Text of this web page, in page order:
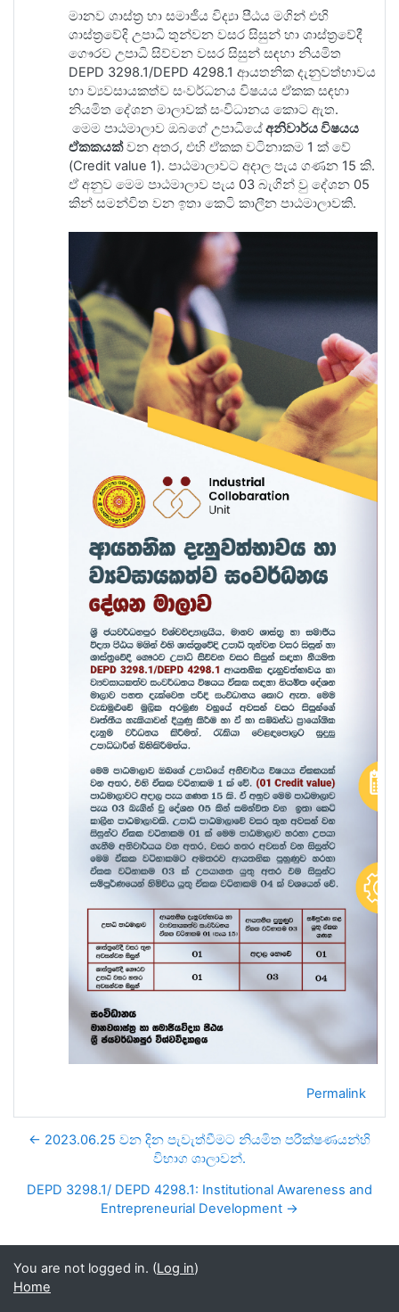
මානව ශාස්ත්‍ර හා සමාජීය විද්‍යා පීඨය මගින් එහි
ශාස්ත්‍රවේදි උපාධි තුන්වන වසර සිසුන් හා ශාස්ත්‍රවේදී
ගෞරව උපාධි සිව්වන වසර සිසුන් සඳහා නියමිත
DEPD 3298.1/DEPD 4298.1 ආයතනික දැනුවත්භාවය
හා ව්‍යවසායකත්ව සංවර්ධනය විෂයය ඒකක සඳහා
නියමිත දේශන මාලාවක් සංවිධානය කොට ඇත.
මෙම පාඨමාලාව ඔබගේ උපාධියේඅනිවාර්ය විෂයය
ඒකකයක්වන අතර, එහි ඒකක වටිනාකම 1 ක් වේ
(Credit value 1). පාඨමාලාවට අදාල පැය ගණන 15 කි.
ඒ අනුව මෙම පාඨමාලාව පැය 03 බැගින් වු දේශන 05
කින් සමන්විත වන ඉතා කෙටි කාලීන පාඨමාලාවකි.
Permalink
← 2023.06.25 වන දින පැවැත්වීමට නියමිත පරීක්ෂණයන්හි
විභාග ශාලාවන්.
DEPD 3298.1/ DEPD 4298.1: Institutional Awareness and
Entrepreneurial Development →
You are not logged in. (Log in)
Home